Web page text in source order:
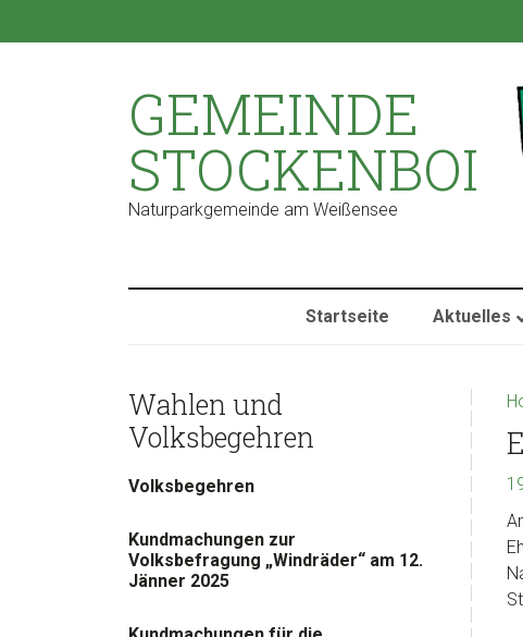
Hauptnavigation
Inhalt
Seitenspalte
Fußzeile
GEMEINDE
STOCKENBOI
Naturparkgemeinde am Weißensee
Startseite Aktuelles
sidebar
Blog
Sidebar
Wahlen und
Volksbegehren
Volksbegehren
Kundmachungen zur
Volksbefragung „Windräder“ am 12.
Jänner 2025